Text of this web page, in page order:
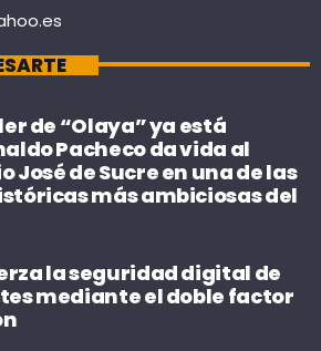
de “Olaya” ya está
Pacheco da vida al
José de Sucre en una de las
más ambiciosas del
la seguridad digital de
mediante el doble factor